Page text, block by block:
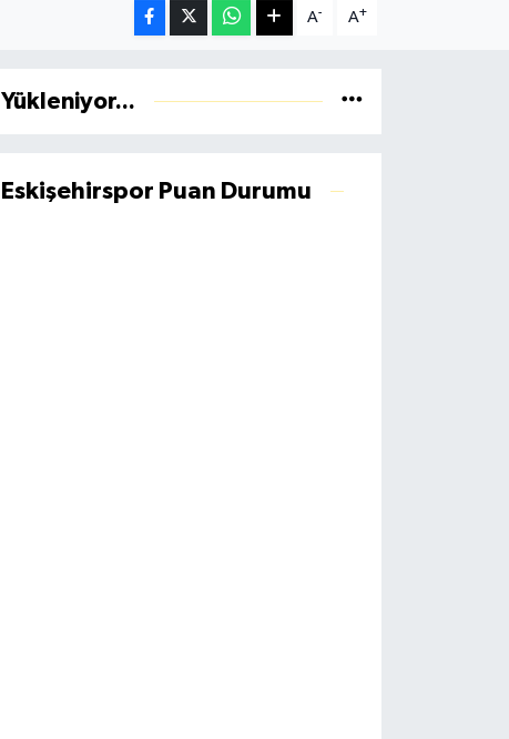
A- A+
Yükleniyor...
Eskişehirspor Puan Durumu